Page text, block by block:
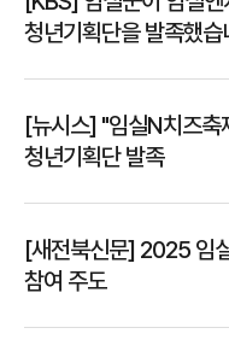
청년기획단을 발족했습
[뉴시스] "임실N치즈
청년기획단 발족
[새전북신문] 2025 임
참여 주도